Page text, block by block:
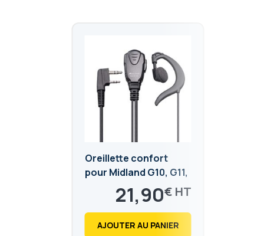
Oreillette confort
pour Midland G10, G11,
G13, CT590S, CT990-
EB, Kenwood TK-3501,
TK-3701DE et Retevis
RB618
21,90€
26,28
AJOUTER AU PANIER